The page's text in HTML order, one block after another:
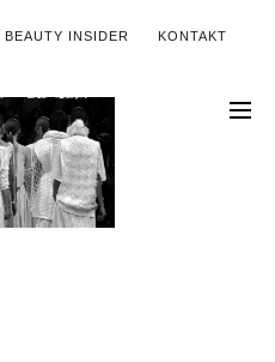
BEAUTY INSIDER KONTAKT